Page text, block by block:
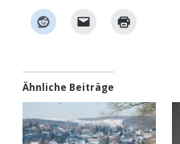
Ähnliche Beiträge